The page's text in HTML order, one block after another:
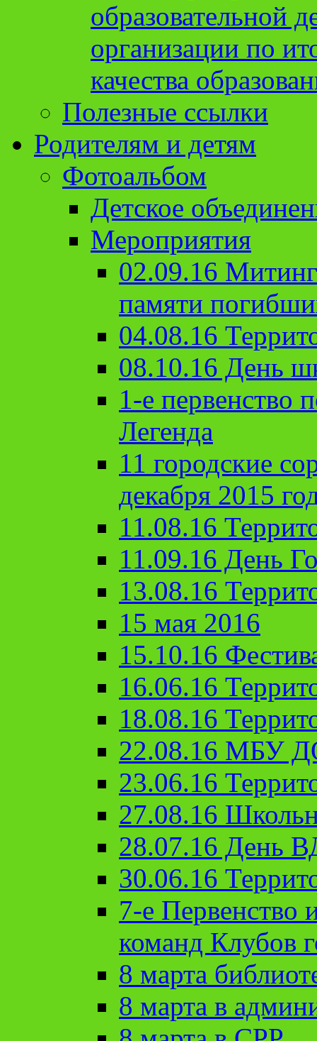
образовательной
организации по
качества
Полезные ссылки
Родителям и детям
Фотоальбом
Детское
Мероприятия
02.09.16
памяти
04.08.16
08.10.16 День
1-е первенство
Легенда
11 городские
декабря 2015
11.08.16
11.09.16 День
13.08.16
15 мая 2016
15.10.16
16.06.16
18.08.16
22.08.16 МБУ
23.06.16
27.08.16
28.07.16 День
30.06.16
7-е Первенство
команд Клубов
8 марта
8 марта в